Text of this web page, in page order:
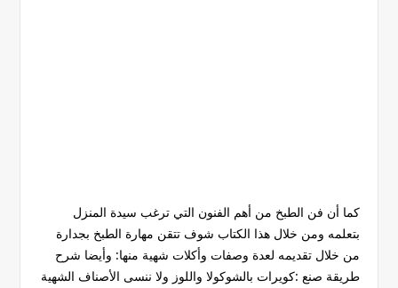
كما أن فن الطبخ من أهم الفنون التي ترغب سيدة المنزل
بتعلمه ومن خلال هذا الكتاب شوف تتقن مهارة الطبخ بجدارة
من خلال تقديمه لعدة وصفات وأكلات شهية منها: وأيضا شرح
طريقة صنع :كويرات بالشوكولا واللوز ولا ننسى الأصناف الشهية